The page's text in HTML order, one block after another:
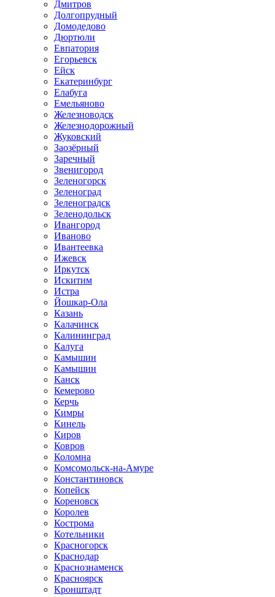
Дмитров
Долгопрудный
Домодедово
Дюртюли
Евпатория
Егорьевск
Ейск
Екатеринбург
Елабуга
Емельяново
Железноводск
Железнодорожный
Жуковский
Заозёрный
Заречный
Звенигород
Зеленогорск
Зеленоград
Зеленоградск
Зеленодольск
Ивангород
Иваново
Ивантеевка
Ижевск
Иркутск
Искитим
Истра
Йошкар-Ола
Казань
Калачинск
Калининград
Калуга
Камышин
Камышин
Канск
Кемерово
Керчь
Кимры
Кинель
Киров
Ковров
Коломна
Комсомольск-на-Амуре
Константиновск
Копейск
Кореновск
Королев
Кострома
Котельники
Красногорск
Краснодар
Краснознаменск
Красноярск
Кронштадт